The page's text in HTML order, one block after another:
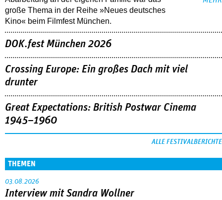
große Thema in der Reihe »Neues deutsches
Kino« beim Filmfest München.
DOK.fest München 2026
Crossing Europe: Ein großes Dach mit viel
drunter
Great Expectations: British Postwar Cinema
1945–1960
ALLE FESTIVALBERICHTE
THEMEN
03.08.2026
Interview mit Sandra Wollner